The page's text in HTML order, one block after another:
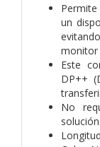
un
monitor
Este
DP++
No